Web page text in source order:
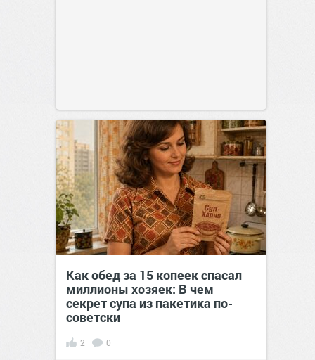
Как обед за 15 копеек спасал
миллионы хозяек: В чем
секрет супа из пакетика по-
советски
2 0